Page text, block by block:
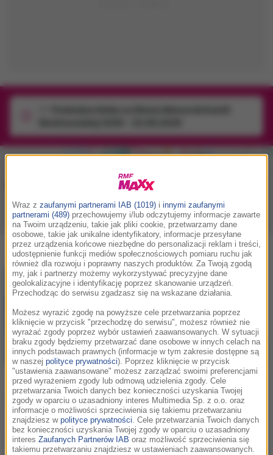
Muzyka w RMF MAXX
Playlista Hity Nowości muzyczne
Marlon Hoffstadt/
Southstar
I Like
Podziel się:
TeledyskMarlon Hoffstadt / Southstar - I
Wraz z zaufanymi partnerami IAB (1019) i innymi zaufanymi
partnerami (489) przechowujemy i/lub odczytujemy informacje zawarte
na Twoim urządzeniu, takie jak pliki cookie, przetwarzamy dane
osobowe, takie jak unikalne identyfikatory, informacje przesyłane
przez urządzenia końcowe niezbędne do personalizacji reklam i treści,
udostępnienie funkcji mediów społecznościowych pomiaru ruchu jak
również dla rozwoju i poprawny naszych produktów. Za Twoją zgodą
my, jak i partnerzy możemy wykorzystywać precyzyjne dane
geolokalizacyjne i identyfikację poprzez skanowanie urządzeń.
Przechodząc do serwisu zgadzasz się na wskazane działania.
Możesz wyrazić zgodę na powyższe cele przetwarzania poprzez
kliknięcie w przycisk "przechodzę do serwisu", możesz również nie
wyrażać zgody poprzez wybór ustawień zaawansowanych. W sytuacji
braku zgody będziemy przetwarzać dane osobowe w innych celach na
innych podstawach prawnych (informacje w tym zakresie dostępne są
w naszej polityce prywatności). Poprzez kliknięcie w przycisk
"ustawienia zaawansowane" możesz zarządzać swoimi preferencjami
przed wyrażeniem zgody lub odmową udzielenia zgody. Cele
przetwarzania Twoich danych bez konieczności uzyskania Twojej
zgody w oparciu o uzasadniony interes Multimedia Sp. z o.o. oraz
informacje o możliwości sprzeciwienia się takiemu przetwarzaniu
znajdziesz w polityce prywatności. Cele przetwarzania Twoich danych
bez konieczności uzyskania Twojej zgody w oparciu o uzasadniony
interes Zaufanych Partnerów IAB oraz możliwość sprzeciwienia się
takiemu przetwarzaniu znajdziesz w ustawieniach zaawansowanych.